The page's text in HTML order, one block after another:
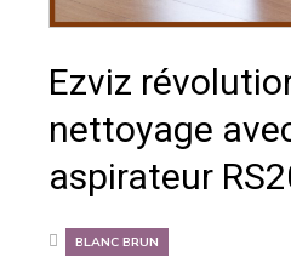
Ezviz
nettoyage
aspirateur
BLANC BRUN